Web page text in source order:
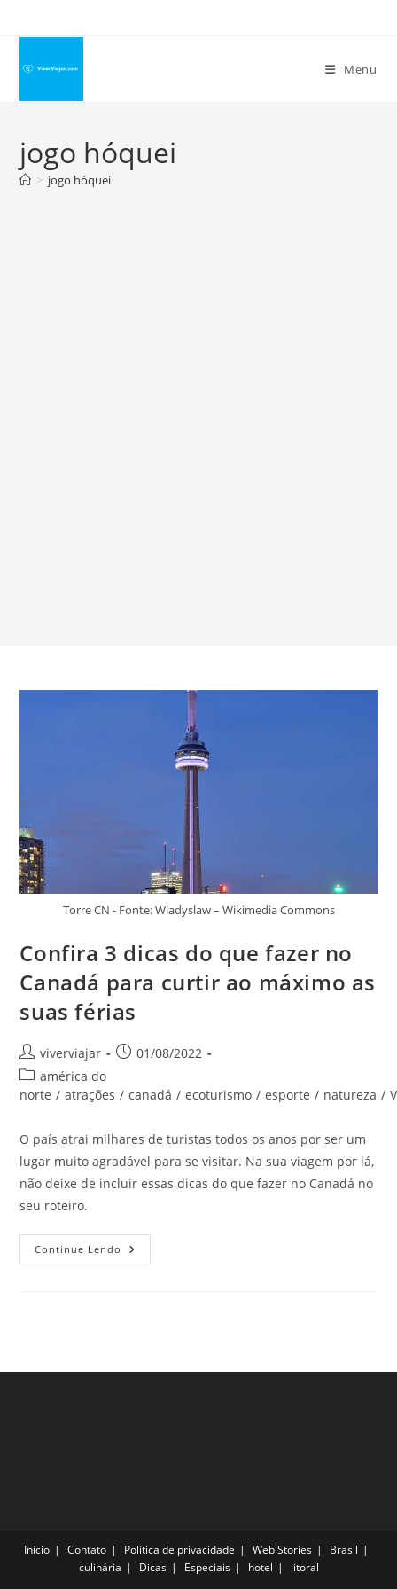
conteúdo
Menu
jogo hóquei
> jogo hóquei
Torre CN - Fonte: Wladyslaw – Wikimedia Commons
Confira 3 dicas do que fazer no
Canadá para curtir ao máximo as
suas férias
Autor
do
post:
viverviajar
Post01/08/2022
Categoria
do
américa do
norte / atrações / canadá / ecoturismo / esporte / natureza /
O país atrai milhares de turistas todos os anos por ser um
lugar muito agradável para se visitar. Na sua viagem por lá,
não deixe de incluir essas dicas do que fazer no Canadá no
seu roteiro.
Continue Lendo Confira
3
Ao
Início Contato Política de privacidade Web Stories
Brasil
culinária
Dicas Especiais hotel litoral